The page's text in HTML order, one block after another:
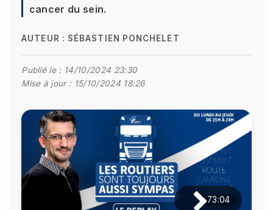
cancer du sein.
AUTEUR : SÉBASTIEN PONCHELET
Publié le : 14/10/2024 23:30
Mise à jour : 15/10/2024 18:26
73:04